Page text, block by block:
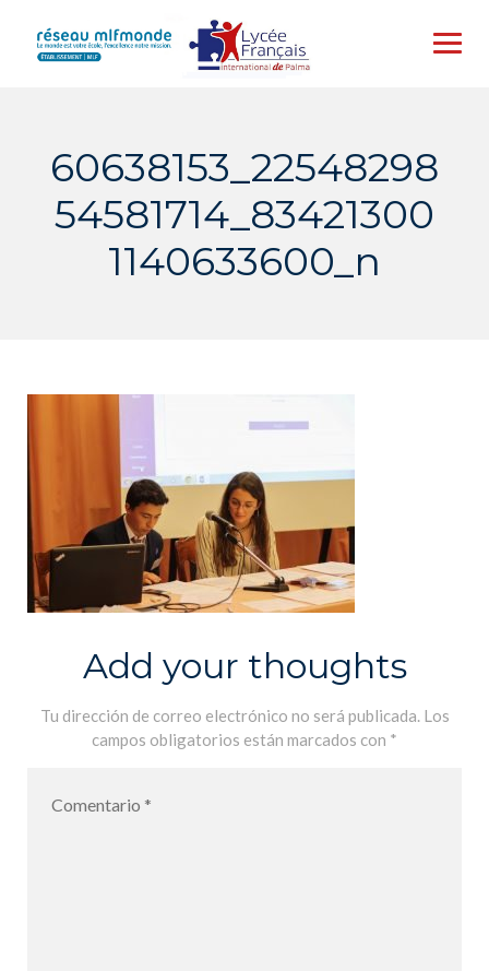
content
60638153_22548298
54581714_83421300
1140633600_n
Add your thoughts
Tu dirección de correo electrónico no será publicada. Los
campos obligatorios están marcados con *